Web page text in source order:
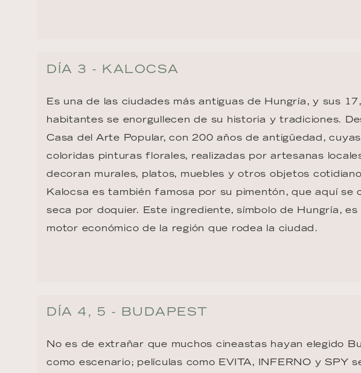
DÍA 3 - KALOCSA
Es una de las ciudades más antiguas de Hungría, y sus
habitantes se enorgullecen de su historia y tradiciones.
Casa del Arte Popular, con 200 años de antigüedad, cuyas
coloridas pinturas florales, realizadas por artesanas
decoran murales, platos, muebles y otros objetos
Kalocsa es también famosa por su pimentón, que aquí se
seca por doquier. Este ingrediente, símbolo de Hungría, es
motor económico de la región que rodea la ciudad.
DÍA 4, 5 - BUDAPEST
No es de extrañar que muchos cineastas hayan elegido
como escenario; películas como EVITA, INFERNO y SPY